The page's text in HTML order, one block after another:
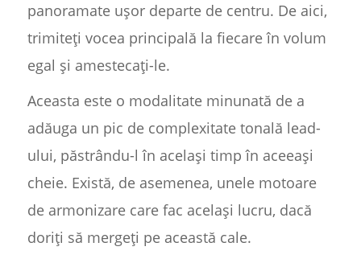
panoramate ușor departe de centru. De aici,
trimiteți vocea principală la fiecare în volum
egal și amestecați-le.
Aceasta este o modalitate minunată de a
adăuga un pic de complexitate tonală lead-
ului, păstrându-l în același timp în aceeași
cheie. Există, de asemenea, unele motoare
de armonizare care fac același lucru, dacă
doriți să mergeți pe această cale.